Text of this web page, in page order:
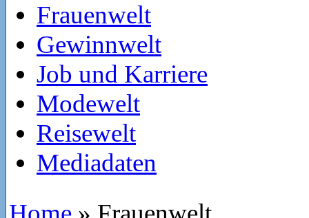
Frauenwelt
Gewinnwelt
Job und Karriere
Modewelt
Reisewelt
Mediadaten